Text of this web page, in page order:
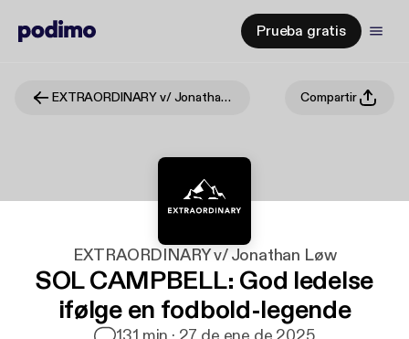
Prueba gratis
EXTRAORDINARY v/ Jonathan Løw Compartir
EXTRAORDINARY v/ Jonathan Løw
SOL CAMPBELL: God ledelse
ifølge en fodbold-legende